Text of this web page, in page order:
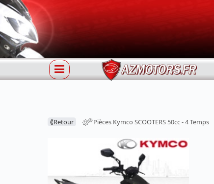
⟪Retour Pièces Kymco SCOOTERS 50cc - 4 Temps